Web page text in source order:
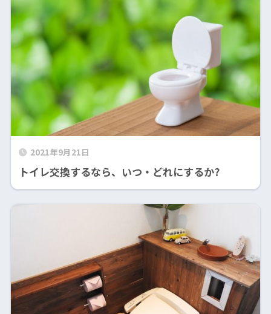
2021年9月21日
トイレ交換するなら、いつ・どれにするか?